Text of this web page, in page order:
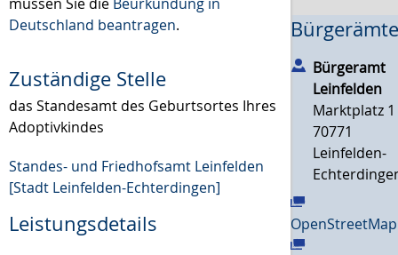
Deutschland beantragen.
Zuständige Stelle
das Standesamt des Geburtsortes Ihres
Adoptivkindes
Standes- und Friedhofsamt Leinfelden
[Stadt Leinfelden-Echterdingen]
Leistungsdetails
Bürgeramt
Leinfelden
Marktplatz 1
70771
Leinfelden-
OpenStreetMap